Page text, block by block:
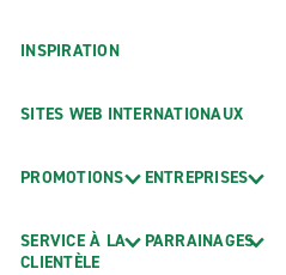
INSPIRATION
SITES WEB INTERNATIONAUX
PROMOTIONS
SERVICE À LA
CLIENTÈLE
ENTREPRISES
PARRAINAGES